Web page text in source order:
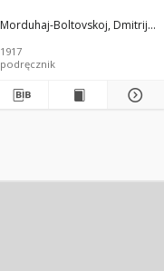
całkowego" Morduchaj-
Bołtowskiego
Morduhaj-Boltovskoj, Dmitrij
1917
podręcznik